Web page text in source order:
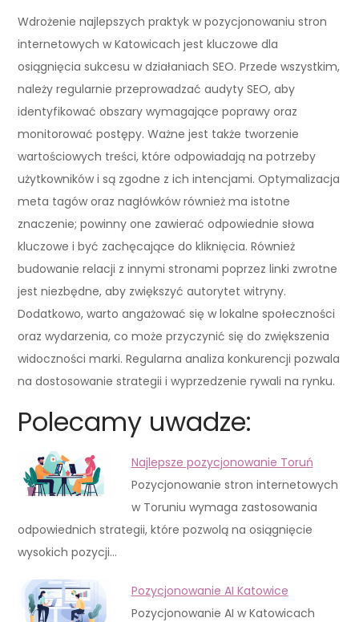
Wdrożenie najlepszych praktyk w pozycjonowaniu stron
internetowych w Katowicach jest kluczowe dla
osiągnięcia sukcesu w działaniach SEO. Przede wszystkim,
należy regularnie przeprowadzać audyty SEO, aby
identyfikować obszary wymagające poprawy oraz
monitorować postępy. Ważne jest także tworzenie
wartościowych treści, które odpowiadają na potrzeby
użytkowników i są zgodne z ich intencjami. Optymalizacja
meta tagów oraz nagłówków również ma istotne
znaczenie; powinny one zawierać odpowiednie słowa
kluczowe i być zachęcające do kliknięcia. Również
budowanie relacji z innymi stronami poprzez linki zwrotne
jest niezbędne, aby zwiększyć autorytet witryny.
Dodatkowo, warto angażować się w lokalne społeczności
oraz wydarzenia, co może przyczynić się do zwiększenia
widoczności marki. Regularna analiza konkurencji pozwala
na dostosowanie strategii i wyprzedzenie rywali na rynku.
Polecamy uwadze:
Najlepsze pozycjonowanie Toruń
Pozycjonowanie stron internetowych
w Toruniu wymaga zastosowania
odpowiednich strategii, które pozwolą na osiągnięcie
wysokich pozycji…
Pozycjonowanie AI Katowice
Pozycjonowanie AI w Katowicach